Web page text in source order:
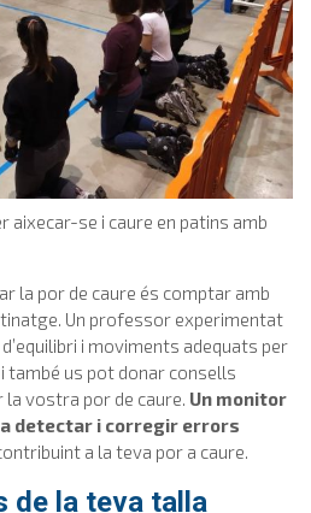
aixecar-se i caure en patins amb
la por de caure és comptar amb
Un professor experimentat
i moviments adequats per
també us pot donar consells
vostra por de caure. Un monitor
detectar i corregir errors
a la teva por a caure.
de la teva talla